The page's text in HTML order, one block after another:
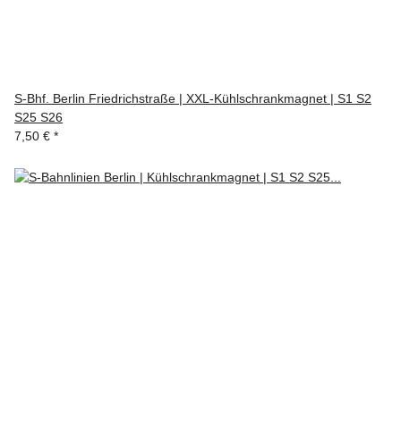
S-Bhf. Berlin Friedrichstraße | XXL-Kühlschrankmagnet | S1 S2
S25 S26
7,50 € *